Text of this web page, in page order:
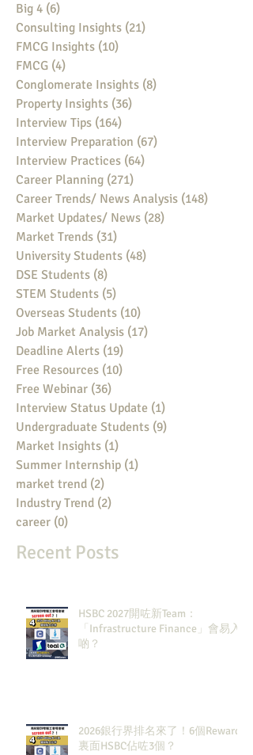
Big 4 (6)
Consulting Insights (21)
FMCG Insights (10)
FMCG (4)
Conglomerate Insights (8)
Property Insights (36)
Interview Tips (164)
Interview Preparation (67)
Interview Practices (64)
Career Planning (271)
Career Trends/ News Analysis (148)
Market Updates/ News (28)
Market Trends (31)
University Students (48)
DSE Students (8)
STEM Students (5)
Overseas Students (10)
Job Market Analysis (17)
Deadline Alerts (19)
Free Resources (10)
Free Webinar (36)
Interview Status Update (1)
Undergraduate Students (9)
Market Insights (1)
Summer Internship (1)
market trend (2)
Industry Trend (2)
career (0)
Recent Posts
HSBC 2027開咗新Team：
「Infrastructure Finance」會易入
啲？
2026銀行界排名來了！6個Rewards
裏面HSBC佔咗3個？